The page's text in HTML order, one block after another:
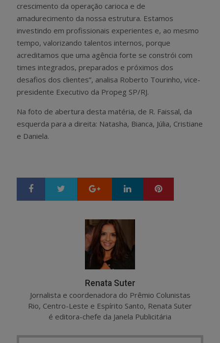
crescimento da operação carioca e de
amadurecimento da nossa estrutura. Estamos
investindo em profissionais experientes e, ao mesmo
tempo, valorizando talentos internos, porque
acreditamos que uma agência forte se constrói com
times integrados, preparados e próximos dos
desafios dos clientes”, analisa Roberto Tourinho, vice-
presidente Executivo da Propeg SP/RJ.
Na foto de abertura desta matéria, de R. Faissal, da
esquerda para a direita: Natasha, Bianca, Júlia, Cristiane
e Daniela.
Google+ LinkedIn
Renata Suter
Jornalista e coordenadora do Prêmio Colunistas
Rio, Centro-Leste e Espírito Santo, Renata Suter
é editora-chefe da Janela Publicitária